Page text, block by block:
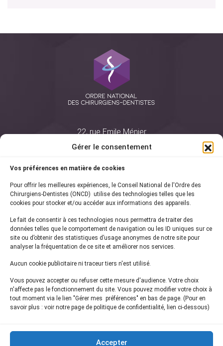
Gérer le consentement
Vos préférences en matière de cookies
Pour offrir les meilleures expériences, le Conseil National de l'Ordre des
Chirurgiens-Dentistes (ONCD) utilise des technologies telles que les
cookies pour stocker et/ou accéder aux informations des appareils.
Le fait de consentir à ces technologies nous permettra de traiter des
données telles que le comportement de navigation ou les ID uniques sur ce
site ou d’obtenir des statistiques d’usage anonymes de notre site pour
analyser la fréquentation de ce site et améliorer nos services.
Aucun cookie publicitaire ni traceur tiers n'est utilisé.
Vous pouvez accepter ou refuser cette mesure d'audience. Votre choix
n'affecte pas le fonctionnement du site. Vous pouvez modifier votre choix à
tout moment via le lien "Gérer mes préférences" en bas de page. (Pour en
savoir plus : voir notre page de politique de confidentialité, lien ci-dessous)
Accepter
22, rue Emile Ménier
75761 Paris Cedex 16
01 44 34 78 80
courrier@oncd.org
Actualités
Presse
Informations légales
Plan du site
Inscrivez-vous à notrenewsletter